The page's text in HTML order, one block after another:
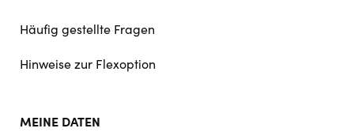
Häufig gestellte Fragen
Hinweise zur Flexoption
MEINE DATEN